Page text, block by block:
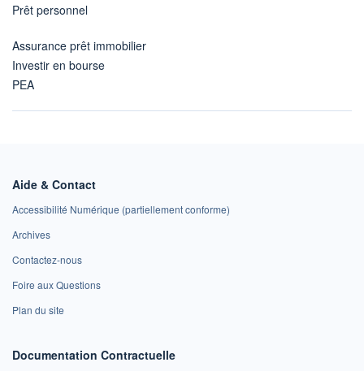
Prêt personnel
Assurance prêt immobilier
Investir en bourse
PEA
Aide & Contact
Accessibilité Numérique (partiellement conforme)
Archives
Contactez-nous
Foire aux Questions
Plan du site
Documentation Contractuelle